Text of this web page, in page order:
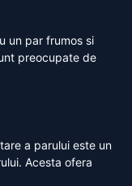
un par frumos si
preocupate de
a parului este un
Acesta ofera